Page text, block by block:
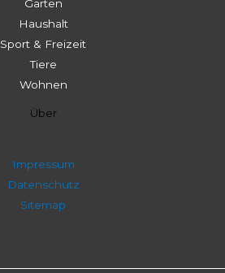
Garten
Haushalt
Sport & Freizeit
Tiere
Wohnen
Über
Impressum
Datenschutz
Sitemap